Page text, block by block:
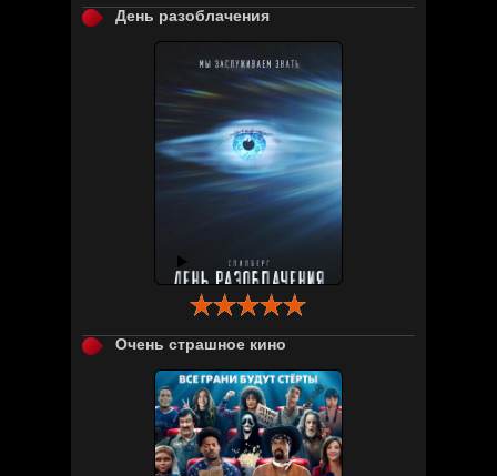
День разоблачения

Очень страшное кино